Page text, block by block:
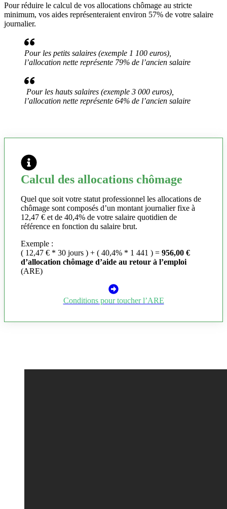
Pour réduire le calcul de vos allocations chômage au stricte
minimum, vos aides représenteraient environ 57% de votre salaire
journalier.
Pour les petits salaires (exemple 1 100 euros),
l’allocation nette représente 79% de l’ancien salaire
Pour les hauts salaires (exemple 3 000 euros),
l’allocation nette représente 64% de l’ancien salaire
Calcul des allocations chômage
Quel que soit votre statut professionnel les allocations de
chômage sont composés d’un montant journalier fixe à
12,47 € et de 40,4% de votre salaire quotidien de
référence en fonction du salaire brut.
Exemple :
( 12,47 € * 30 jours ) + ( 40,4% * 1 441 ) = 956,00 €
d’allocation chômage d’aide au retour à l’emploi
(ARE)
Conditions pour toucher l’ARE